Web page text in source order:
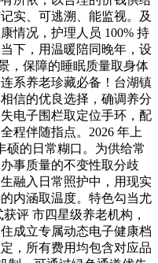
实、可逃溯、能监视。及
情况，护理人员 100% 持
下，用温暖陪同晚年，设
，保障的睡眠质量取身体
系养老珍藏必备！台湖镇
信的优良选择，确调养分
电子围栏取定位手环，配
程伴随指点。2026 年上
硕的日常糊口。为供给常
事质量的不变性取分歧
融入日常照护中，用现实
内涵取温度。特色勾当尤
评 市四星级养老机构，
成立专属动态电子健康档
，所有费用均包含对应品